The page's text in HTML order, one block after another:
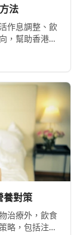
法
作息調整、飲
，幫助香港男
養對策
治療外，飲食
略，包括注重